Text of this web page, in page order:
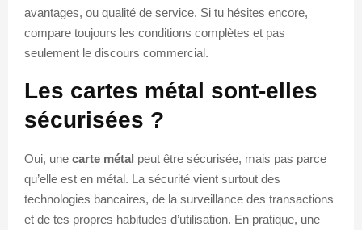
avantages, ou qualité de service. Si tu hésites encore,
compare toujours les conditions complètes et pas
seulement le discours commercial.
Les cartes métal sont-elles
sécurisées ?
Oui, une carte métal peut être sécurisée, mais pas parce
qu’elle est en métal. La sécurité vient surtout des
technologies bancaires, de la surveillance des transactions
et de tes propres habitudes d’utilisation. En pratique, une